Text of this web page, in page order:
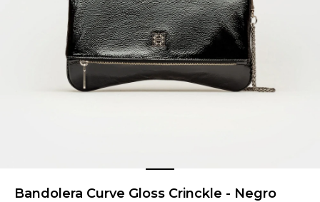
Bandolera Curve Gloss Crinckle - Negro